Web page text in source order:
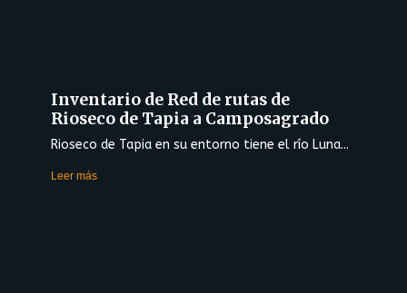
Inventario de Red de rutas de
Rioseco de Tapia a Camposagrado
Rioseco de Tapia en su entorno tiene el río Luna...
Leer más